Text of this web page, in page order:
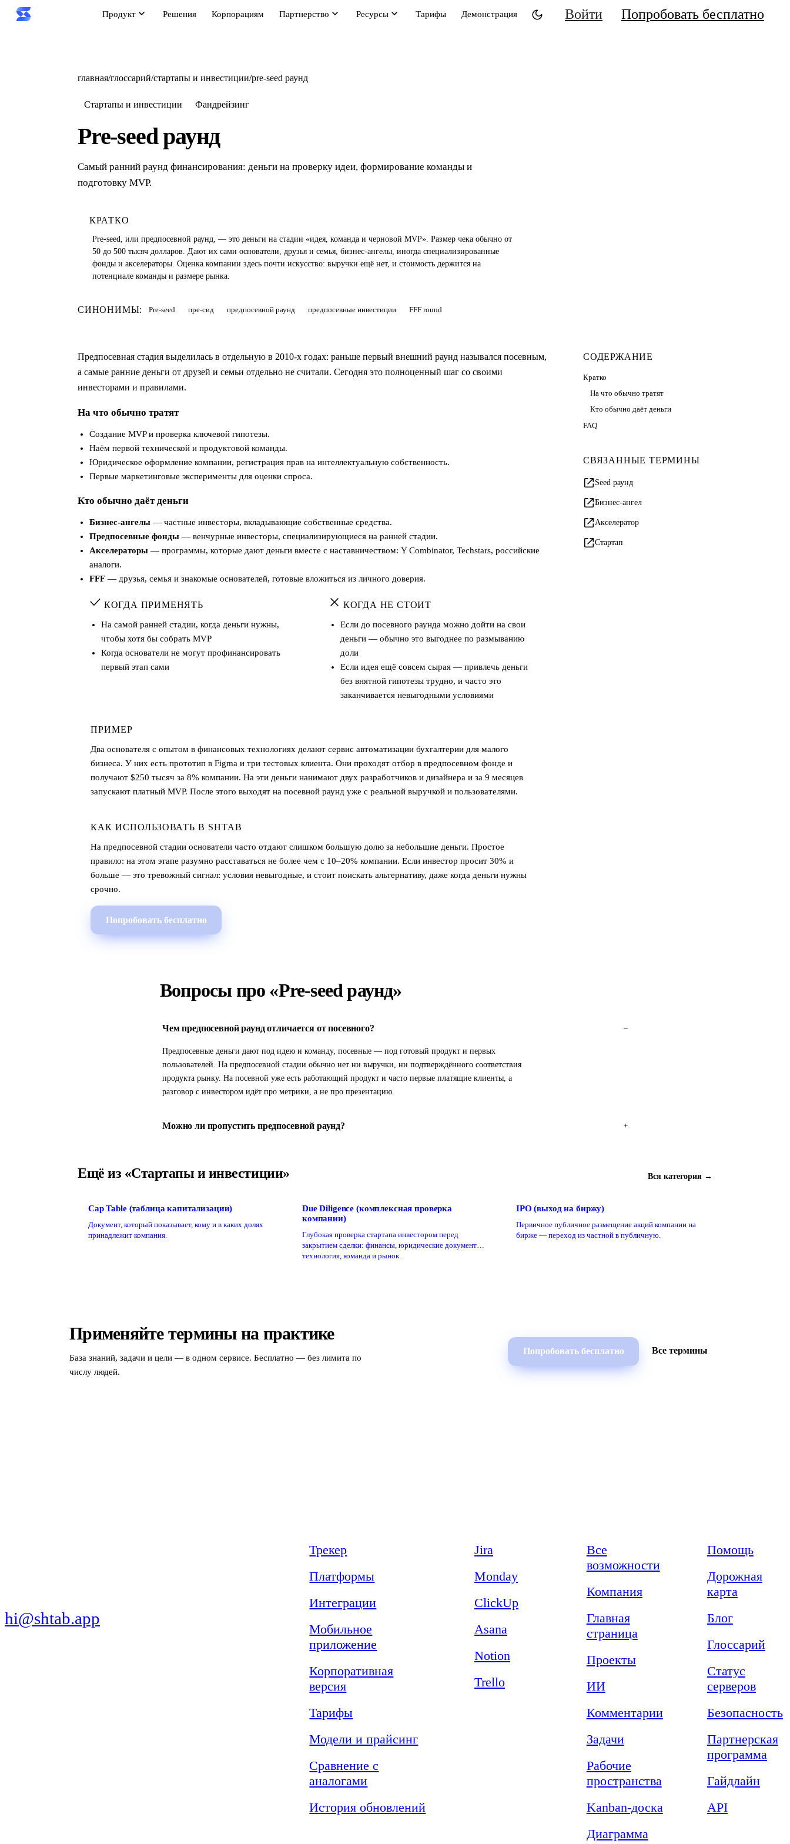
Продукт Решения Корпорациям Партнерство Ресурсы Тарифы Демонстрация Войти Попробовать бесплатно
главная/глоссарий/стартапы и инвестиции/pre-seed раунд
Стартапы и инвестиции Фандрейзинг
Pre-seed раунд
Самый ранний раунд финансирования: деньги на проверку идеи, формирование команды и
подготовку MVP.
КРАТКО
Pre-seed, или предпосевной раунд, — это деньги на стадии «идея, команда и черновой MVP». Размер чека обычно от
50 до 500 тысяч долларов. Дают их сами основатели, друзья и семья, бизнес-ангелы, иногда специализированные
фонды и акселераторы. Оценка компании здесь почти искусство: выручки ещё нет, и стоимость держится на
потенциале команды и размере рынка.
СИНОНИМЫ: Pre-seed пре-сид предпосевной раунд предпосевные инвестиции FFF round
Предпосевная стадия выделилась в отдельную в 2010-х годах: раньше первый внешний раунд назывался посевным,
а самые ранние деньги от друзей и семьи отдельно не считали. Сегодня это полноценный шаг со своими
инвесторами и правилами.
На что обычно тратят
Создание MVP и проверка ключевой гипотезы.
Наём первой технической и продуктовой команды.
Юридическое оформление компании, регистрация прав на интеллектуальную собственность.
Первые маркетинговые эксперименты для оценки спроса.
Кто обычно даёт деньги
Бизнес-ангелы — частные инвесторы, вкладывающие собственные средства.
Предпосевные фонды — венчурные инвесторы, специализирующиеся на ранней стадии.
Акселераторы — программы, которые дают деньги вместе с наставничеством: Y Combinator, Techstars, российские
аналоги.
FFF — друзья, семья и знакомые основателей, готовые вложиться из личного доверия.
КОГДА ПРИМЕНЯТЬ
На самой ранней стадии, когда деньги нужны,
чтобы хотя бы собрать MVP
Когда основатели не могут профинансировать
первый этап сами
КОГДА НЕ СТОИТ
Если до посевного раунда можно дойти на свои
деньги — обычно это выгоднее по размыванию
доли
Если идея ещё совсем сырая — привлечь деньги
без внятной гипотезы трудно, и часто это
заканчивается невыгодными условиями
ПРИМЕР
Два основателя с опытом в финансовых технологиях делают сервис автоматизации бухгалтерии для малого
бизнеса. У них есть прототип в Figma и три тестовых клиента. Они проходят отбор в предпосевном фонде и
получают $250 тысяч за 8% компании. На эти деньги нанимают двух разработчиков и дизайнера и за 9 месяцев
запускают платный MVP. После этого выходят на посевной раунд уже с реальной выручкой и пользователями.
КАК ИСПОЛЬЗОВАТЬ В SHTAB
На предпосевной стадии основатели часто отдают слишком большую долю за небольшие деньги. Простое
правило: на этом этапе разумно расставаться не более чем с 10–20% компании. Если инвестор просит 30% и
больше — это тревожный сигнал: условия невыгодные, и стоит поискать альтернативу, даже когда деньги нужны
срочно.
Попробовать бесплатно
СОДЕРЖАНИЕ
Кратко
На что обычно тратят
Кто обычно даёт деньги
FAQ
СВЯЗАННЫЕ ТЕРМИНЫ
Seed раунд
Бизнес-ангел
Акселератор
Стартап
Вопросы про «Pre-seed раунд»
Чем предпосевной раунд отличается от посевного? –
Предпосевные деньги дают под идею и команду, посевные — под готовый продукт и первых
пользователей. На предпосевной стадии обычно нет ни выручки, ни подтверждённого соответствия
продукта рынку. На посевной уже есть работающий продукт и часто первые платящие клиенты, а
разговор с инвестором идёт про метрики, а не про презентацию.
Можно ли пропустить предпосевной раунд? +
Ещё из «Стартапы и инвестиции» Вся категория →
Cap Table (таблица капитализации)
Документ, который показывает, кому и в каких долях
принадлежит компания.
Due Diligence (комплексная проверка
компании)
Глубокая проверка стартапа инвестором перед
закрытием сделки: финансы, юридические документы,
технология, команда и рынок.
IPO (выход на биржу)
Первичное публичное размещение акций компании на
бирже — переход из частной в публичную.
Применяйте термины на практике
База знаний, задачи и цели — в одном сервисе. Бесплатно — без лимита по
числу людей.
Попробовать бесплатно Все термины
hi@shtab.app
Трекер
Платформы
Интеграции
Мобильное
приложение
Корпоративная
версия
Тарифы
Модели и прайсинг
Сравнение с
аналогами
История обновлений
Jira
Monday
ClickUp
Asana
Notion
Trello
Все
возможности
Компания
Главная
страница
Проекты
ИИ
Комментарии
Задачи
Рабочие
пространства
Kanban-доска
Диаграмма
Помощь
Дорожная
карта
Блог
Глоссарий
Статус
серверов
Безопасность
Партнерская
программа
Гайдлайн
API